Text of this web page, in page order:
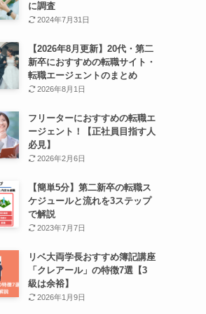
に調査
2024年7月31日
【2026年8月更新】20代・第二
新卒におすすめの転職サイト・
転職エージェントのまとめ
2026年8月1日
フリーターにおすすめの転職エ
ージェント！【正社員目指す人
必見】
2026年2月6日
【簡単5分】第二新卒の転職ス
ケジュールと流れを3ステップ
で解説
2023年7月7日
リベ大両学長おすすめ簿記講座
「クレアール」の特徴7選【3
級は余裕】
2026年1月9日